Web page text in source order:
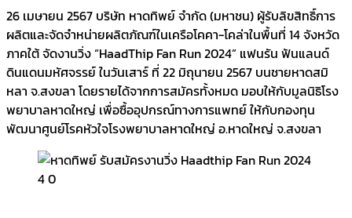
26 เมษายน 2567 บริษัท หาดทิพย์ จำกัด (มหาชน) ผู้รับลิขสิทธิ์การ
ผลิตและจัดจำหน่ายผลิตภัณฑ์ในเครือโคคา-โคล่าในพื้นที่ 14 จังหวัด
ภาคใต้ จัดงานวิ่ง “HaadThip Fan Run 2024” แฟนรัน ฟันแลนด์
ดินแดนมหัศจรรย์ ในวันเสาร์ ที่ 22 มิถุนายน 2567 บนชายหาดสมิ
หลา จ.สงขลา โดยรายได้จากการสมัครทั้งหมด มอบให้กับมูลนิธิโรง
พยาบาลหาดใหญ่ เพื่อซื้ออุปกรณ์ทางการแพทย์ ให้กับกองทุน
พัฒนาศูนย์โรคหัวใจโรงพยาบาลหาดใหญ่ อ.หาดใหญ่ จ.สงขลา